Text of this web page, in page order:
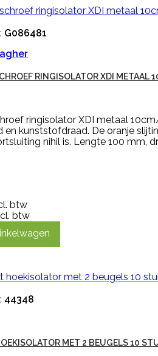
G086481
RINGISOLATOR XDI METAAL
ringisolator XDI metaal
en kunststofdraad. De oranje
nihil is. Lengte 100 mm,
btw
btw
44348
MET 2 BEUGELS 10